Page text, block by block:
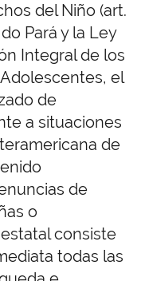
del Niño (art.
Pará y la Ley
Integral de los
el
de
a situaciones
de
de
o
consiste
todas las